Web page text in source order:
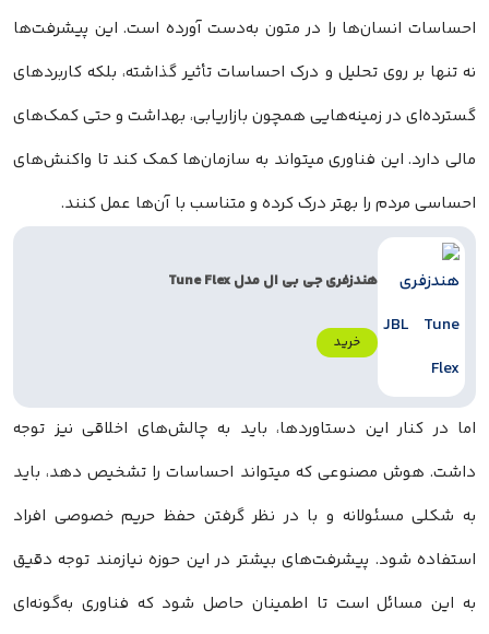
احساسات انسان‌ها را در متون به‌دست آورده است. این پیشرفت‌ها
نه تنها بر روی تحلیل و درک احساسات تأثیر گذاشته، بلکه کاربردهای
گسترده‌ای در زمینه‌هایی همچون بازاریابی، بهداشت و حتی کمک‌های
مالی دارد. این فناوری میتواند به سازمان‌ها کمک کند تا واکنش‌های
احساسی مردم را بهتر درک کرده و متناسب با آن‌ها عمل کنند.
هندزفری جی بی ال مدل Tune Flex
خرید
اما در کنار این دستاوردها، باید به چالش‌های اخلاقی نیز توجه
داشت. هوش مصنوعی که میتواند احساسات را تشخیص دهد، باید
به شکلی مسئولانه و با در نظر گرفتن حفظ حریم خصوصی افراد
استفاده شود. پیشرفت‌های بیشتر در این حوزه نیازمند توجه دقیق
به این مسائل است تا اطمینان حاصل شود که فناوری به‌گونه‌ای